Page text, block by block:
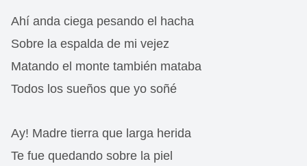
Ahí anda ciega pesando el hacha
Sobre la espalda de mi vejez
Matando el monte también mataba
Todos los sueños que yo soñé
Ay! Madre tierra que larga herida
Te fue quedando sobre la piel